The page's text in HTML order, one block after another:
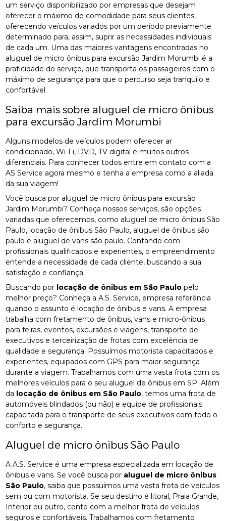
um serviço disponibilizado por empresas que desejam
oferecer o máximo de comodidade para seus clientes,
oferecendo veículos variados por um período previamente
determinado para, assim, suprir as necessidades individuais
de cada um. Uma das maiores vantagens encontradas no
aluguel de micro ônibus para excursão Jardim Morumbi é a
praticidade do serviço, que transporta os passageiros com o
máximo de segurança para que o percurso seja tranquilo e
confortável.
Saiba mais sobre aluguel de micro ônibus
para excursão Jardim Morumbi
Alguns modelos de veículos podem oferecer ar
condicionado, Wi-Fi, DVD, TV digital e muitos outros
diferenciais. Para conhecer todos entre em contato com a
AS Service agora mesmo e tenha a empresa como a aliada
da sua viagem!
Você busca por aluguel de micro ônibus para excursão
Jardim Morumbi? Conheça nossos serviços, são opções
variadas que oferecemos, como aluguel de micro ônibus São
Paulo, locação de ônibus São Paulo, aluguel de ônibus são
paulo e aluguel de vans são paulo. Contando com
profissionais qualificados e experientes, o empreendimento
entende a necessidade de cada cliente, buscando a sua
satisfação e confiança.
Buscando por locação de ônibus em São Paulo pelo
melhor preço? Conheça a A.S. Service, empresa referência
quando o assunto é locação de ônibus e vans. A empresa
trabalha com fretamento de ônibus, vans e micro-ônibus
para feiras, eventos, excursões e viagens, transporte de
executivos e terceirização de frotas com excelência de
qualidade e segurança. Possuímos motorista capacitados e
experientes, equipados com GPS para maior segurança
durante a viagem. Trabalhamos com uma vasta frota com os
melhores veículos para o seu aluguel de ônibus em SP. Além
da locação de ônibus em São Paulo, temos uma frota de
automóveis blindados (ou não) e equipe de profissionais
capacitada para o transporte de seus executivos com todo o
conforto e segurança.
Aluguel de micro ônibus São Paulo
A A.S. Service é uma empresa especializada em locação de
ônibus e vans. Se você busca por aluguel de micro ônibus
São Paulo, saiba que possuímos uma vasta frota de veículos
sem ou com motorista. Se seu destino é litoral, Praia Grande,
Interior ou outro, conte com a melhor frota de veículos
seguros e confortáveis. Trabalhamos com fretamento